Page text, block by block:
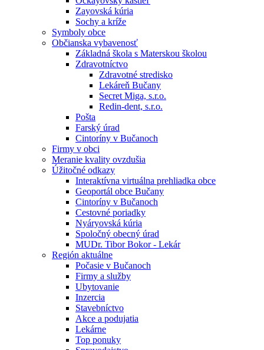
Zayovská kúria
Sochy a kríže
Symboly obce
Občianska vybavenosť
Základná škola s Materskou školou
Zdravotníctvo
Zdravotné stredisko
Lekáreň Bučany
Secret Miga, s.r.o.
Redin-dent, s.r.o.
Pošta
Farský úrad
Cintoríny v Bučanoch
Firmy v obci
Meranie kvality ovzdušia
Úžitočné odkazy
Interaktívna virtuálna prehliadka obce
Geoportál obce Bučany
Cintoríny v Bučanoch
Cestovné poriadky
Nyáryovská kúria
Spoločný obecný úrad
MUDr. Tibor Bokor - Lekár
Región aktuálne
Počasie v Bučanoch
Firmy a služby
Ubytovanie
Inzercia
Stavebníctvo
Akce a podujatia
Lekárne
Top ponuky